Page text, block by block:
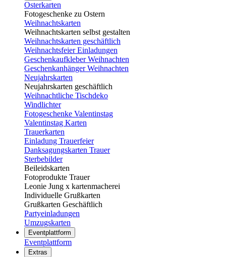
Osterkarten
Fotogeschenke zu Ostern
Weihnachtskarten
Weihnachtskarten selbst gestalten
Weihnachtskarten geschäftlich
Weihnachtsfeier Einladungen
Geschenkaufkleber Weihnachten
Geschenkanhänger Weihnachten
Neujahrskarten
Neujahrskarten geschäftlich
Weihnachtliche Tischdeko
Windlichter
Fotogeschenke Valentinstag
Valentinstag Karten
Trauerkarten
Einladung Trauerfeier
Danksagungskarten Trauer
Sterbebilder
Beileidskarten
Fotoprodukte Trauer
Leonie Jung x kartenmacherei
Individuelle Grußkarten
Grußkarten Geschäftlich
Partyeinladungen
Umzugskarten
Eventplattform
Eventplattform
Extras